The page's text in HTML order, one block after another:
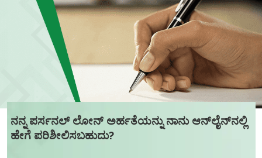
ನನ್ನ ಪರ್ಸನಲ್ ಲೋನ್ ಅರ್ಹತೆಯನ್ನು ನಾನು ಆನ್‌ಲೈನ್‌ನಲ್ಲಿ
ಹೇಗೆ ಪರಿಶೀಲಿಸಬಹುದು?